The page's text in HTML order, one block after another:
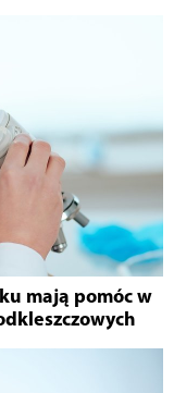
mają pomóc w